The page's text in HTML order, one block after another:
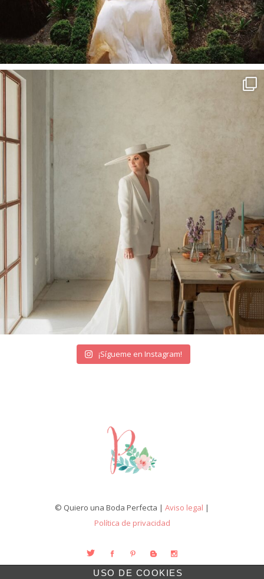
¡Sígueme en Instagram!
© Quiero una Boda Perfecta | Aviso legal |
Política de privacidad
USO DE COOKIES